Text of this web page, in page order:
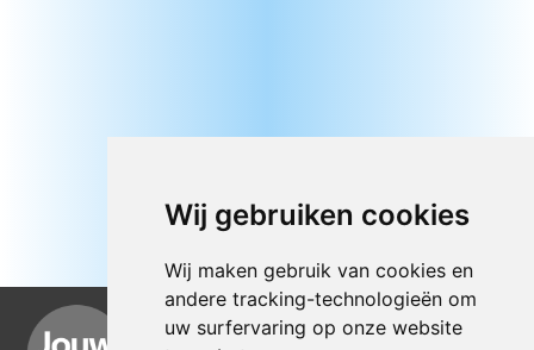
Wij gebruiken cookies
Wij maken gebruik van cookies en
andere tracking-technologieën om
uw surfervaring op onze website